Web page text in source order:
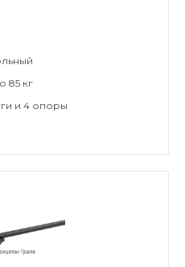
85 кг
и 4 опоры